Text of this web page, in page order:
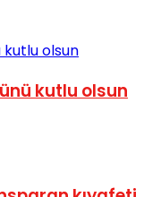
kutlu olsun